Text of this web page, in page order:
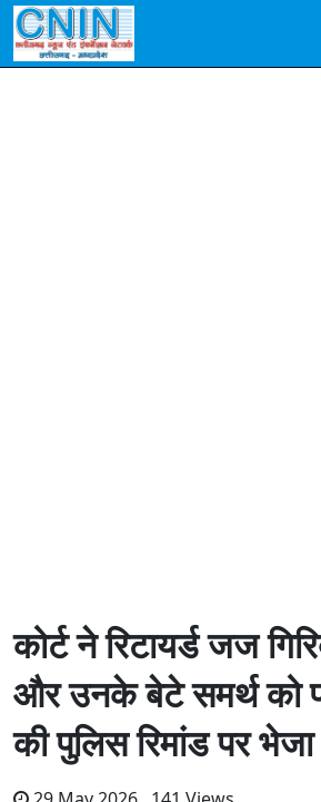
कोर्ट ने रिटायर्ड जज
और उनके बेटे समर्थ को
की पुलिस रिमांड पर भेजा